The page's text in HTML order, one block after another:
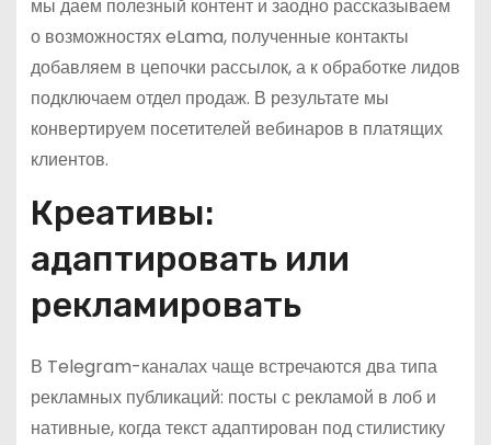
мы даем полезный контент и заодно рассказываем
о возможностях eLama, полученные контакты
добавляем в цепочки рассылок, а к обработке лидов
подключаем отдел продаж. В результате мы
конвертируем посетителей вебинаров в платящих
клиентов.
Креативы:
адаптировать или
рекламировать
В Telegram-каналах чаще встречаются два типа
рекламных публикаций: посты с рекламой в лоб и
нативные, когда текст адаптирован под стилистику